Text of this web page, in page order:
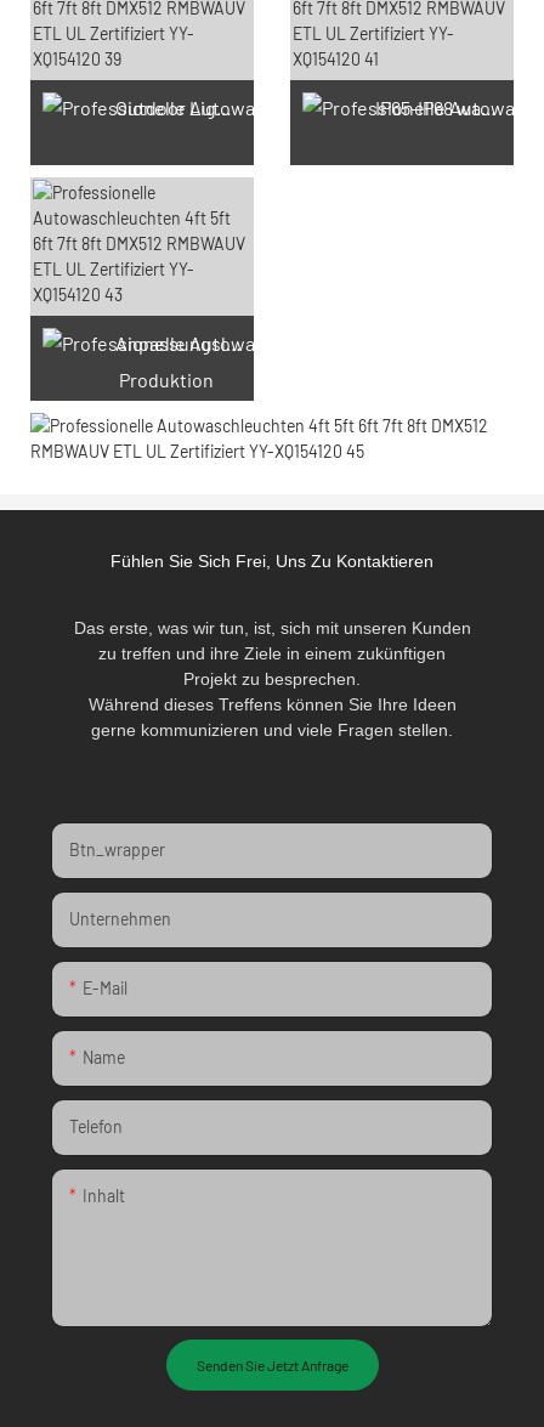
Outdoor Light Prouduction Workshop IP65-IP68 wasserdichte Testproduktion
Anpassungslasergravur
Produktion
Fühlen Sie Sich Frei, Uns Zu Kontaktieren
Das erste, was wir tun, ist, sich mit unseren Kunden
zu treffen und ihre Ziele in einem zukünftigen
Projekt zu besprechen.
Während dieses Treffens können Sie Ihre Ideen
gerne kommunizieren und viele Fragen stellen.
Btn_wrapper
Unternehmen
E-Mail
Name
Telefon
Inhalt
Senden Sie Jetzt Anfrage